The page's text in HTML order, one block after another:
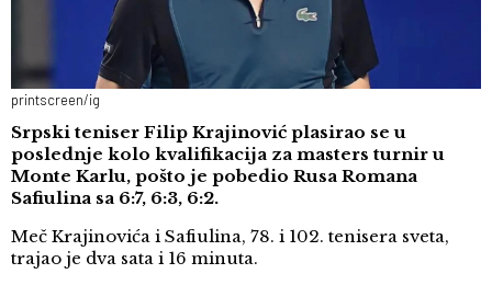
printscreen/ig
Srpski teniser Filip Krajinović plasirao se u
poslednje kolo kvalifikacija za masters turnir u
Monte Karlu, pošto je pobedio Rusa Romana
Safiulina sa 6:7, 6:3, 6:2.
Meč Krajinovića i Safiulina, 78. i 102. tenisera sveta,
trajao je dva sata i 16 minuta.